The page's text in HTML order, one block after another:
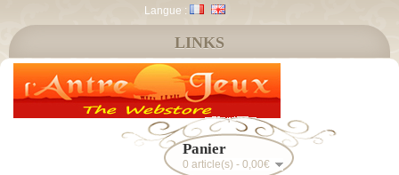
Langue :
Panier
0 article(s) - 0,00€
LINKS